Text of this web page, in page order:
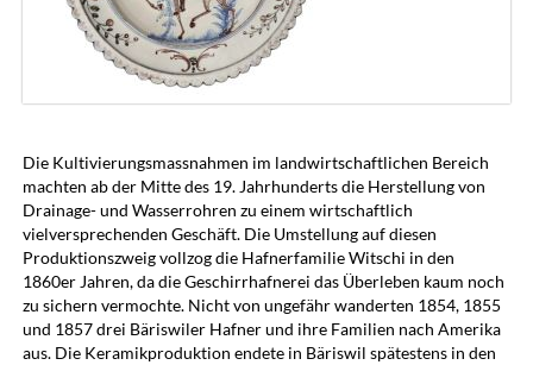
Die Kultivierungsmassnahmen im landwirtschaftlichen Bereich
machten ab der Mitte des 19. Jahrhunderts die Herstellung von
Drainage- und Wasserrohren zu einem wirtschaftlich
vielversprechenden Geschäft. Die Umstellung auf diesen
Produktionszweig vollzog die Hafnerfamilie Witschi in den
1860er Jahren, da die Geschirrhafnerei das Überleben kaum noch
zu sichern vermochte. Nicht von ungefähr wanderten 1854, 1855
und 1857 drei Bäriswiler Hafner und ihre Familien nach Amerika
aus. Die Keramikproduktion endete in Bäriswil spätestens in den